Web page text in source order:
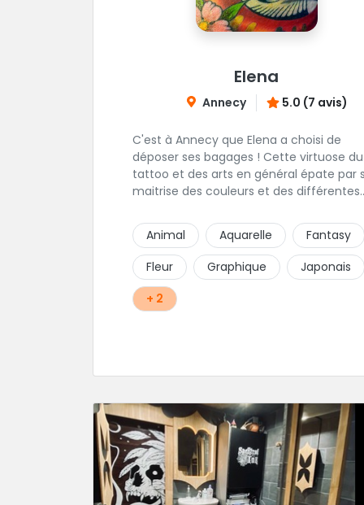
Elena
Annecy 5.0 (7 avis)
C'est à Annecy que Elena a choisi de
déposer ses bagages ! Cette virtuose du
tattoo et des arts en général épate par
maitrise des couleurs et des différentes
réalisme saisissant portent sa marque
fabrique : On vient de très loin pour se
tatouer par cette artiste ! N'hésitez pas
contacter par téléphone: 0648079720 ou
messages sur Instagram ou Facebook.
Animal Aquarelle
Fantasy
Fleur
Graphique
Japonais
+ 2